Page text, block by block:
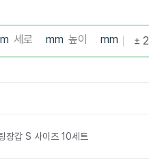
장갑 S 사이즈 10세트